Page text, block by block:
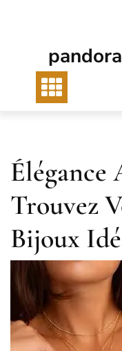
Élégance
Trouvez
Bijoux